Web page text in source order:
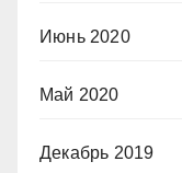
Июнь 2020
Май 2020
Декабрь 2019